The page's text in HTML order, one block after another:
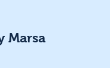
Marsa